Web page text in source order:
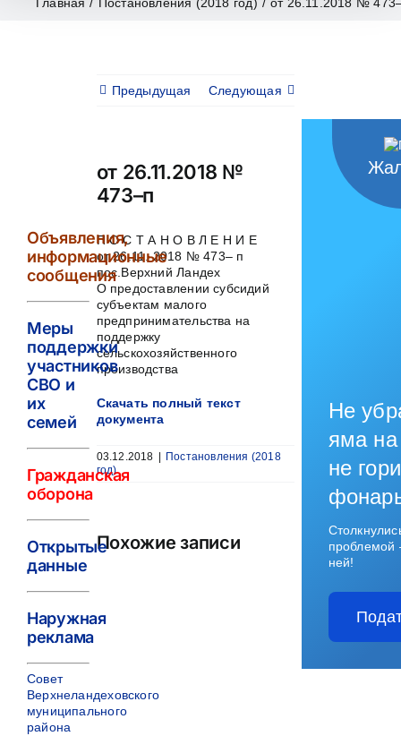
Предыдущая Следующая
от 26.11.2018 №
473–п
П О С Т А Н О В Л Е Н И Е
от 26.11. 2018 № 473– п
пос.Верхний Ландех
О предоставлении субсидий
субъектам малого
предпринимательства на
поддержку
сельскохозяйственного
производства
Скачать полный текст
документа
03.12.2018
Постановления (2018
год)
Похожие записи
Объявления,
информационные
сообщения
Меры
поддержки
участников
СВО и
их
семей
Гражданская
оборона
Открытые
данные
Наружная
реклама
Совет
Верхнеландеховского
муниципального
района
Не
яма на
не
ней!